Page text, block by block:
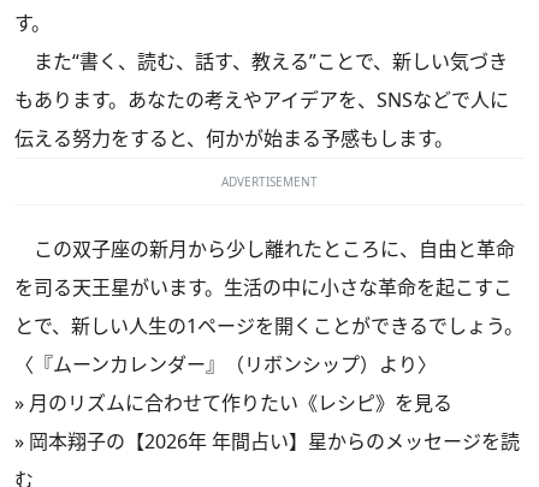
す。
また“書く、読む、話す、教える”ことで、新しい気づき
もあります。あなたの考えやアイデアを、SNSなどで人に
伝える努力をすると、何かが始まる予感もします。
ADVERTISEMENT
この双子座の新月から少し離れたところに、自由と革命
を司る天王星がいます。生活の中に小さな革命を起こすこ
とで、新しい人生の1ページを開くことができるでしょう。
〈『ムーンカレンダー』（リボンシップ）より〉
» 月のリズムに合わせて作りたい《レシピ》を見る
» 岡本翔子の【2026年 年間占い】星からのメッセージを読
む